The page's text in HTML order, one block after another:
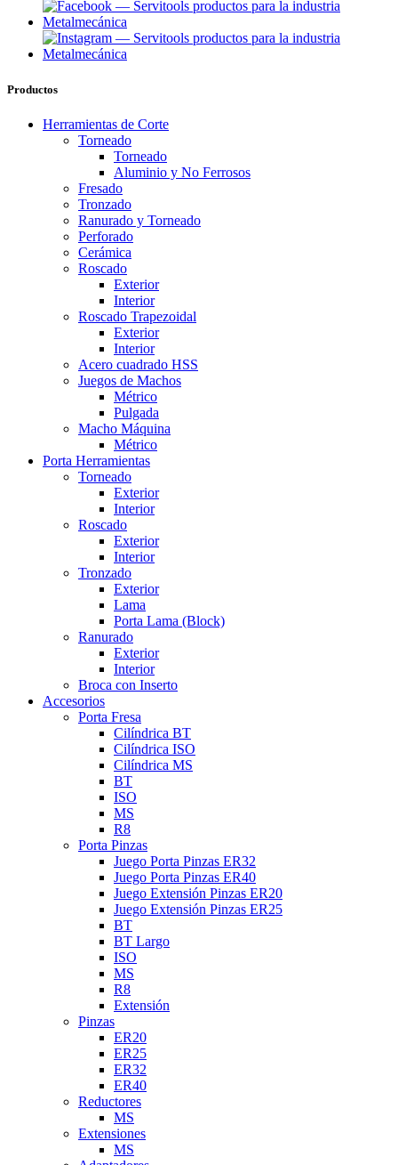
Productos
Herramientas de Corte
Torneado
Torneado
Aluminio y No Ferrosos
Fresado
Tronzado
Ranurado y Torneado
Perforado
Cerámica
Roscado
Exterior
Interior
Roscado Trapezoidal
Exterior
Interior
Acero cuadrado HSS
Juegos de Machos
Métrico
Pulgada
Macho Máquina
Métrico
Porta Herramientas
Torneado
Exterior
Interior
Roscado
Exterior
Interior
Tronzado
Exterior
Lama
Porta Lama (Block)
Ranurado
Exterior
Interior
Broca con Inserto
Accesorios
Porta Fresa
Cilíndrica BT
Cilíndrica ISO
Cilíndrica MS
BT
ISO
MS
R8
Porta Pinzas
Juego Porta Pinzas ER32
Juego Porta Pinzas ER40
Juego Extensión Pinzas ER20
Juego Extensión Pinzas ER25
BT
BT Largo
ISO
MS
R8
Extensión
Pinzas
ER20
ER25
ER32
ER40
Reductores
MS
Extensiones
MS